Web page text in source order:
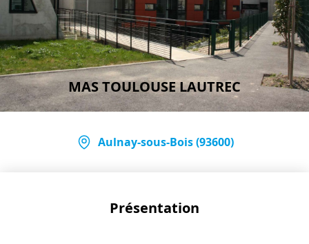
MAS TOULOUSE LAUTREC
Aulnay-sous-Bois (93600)
Présentation